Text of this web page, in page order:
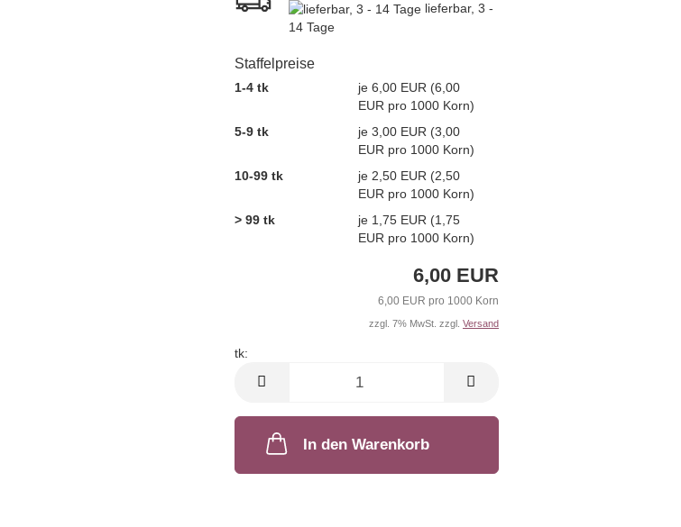
lieferbar, 3 -
14 Tage
Staffelpreise
1-4 tk
je 6,00 EUR (6,00
EUR pro 1000 Korn)
5-9 tk
je 3,00 EUR (3,00
EUR pro 1000 Korn)
10-99 tk
je 2,50 EUR (2,50
EUR pro 1000 Korn)
> 99 tk
je 1,75 EUR (1,75
EUR pro 1000 Korn)
6,00 EUR
6,00 EUR pro 1000 Korn
zzgl. 7% MwSt. zzgl. Versand
tk:
In den Warenkorb